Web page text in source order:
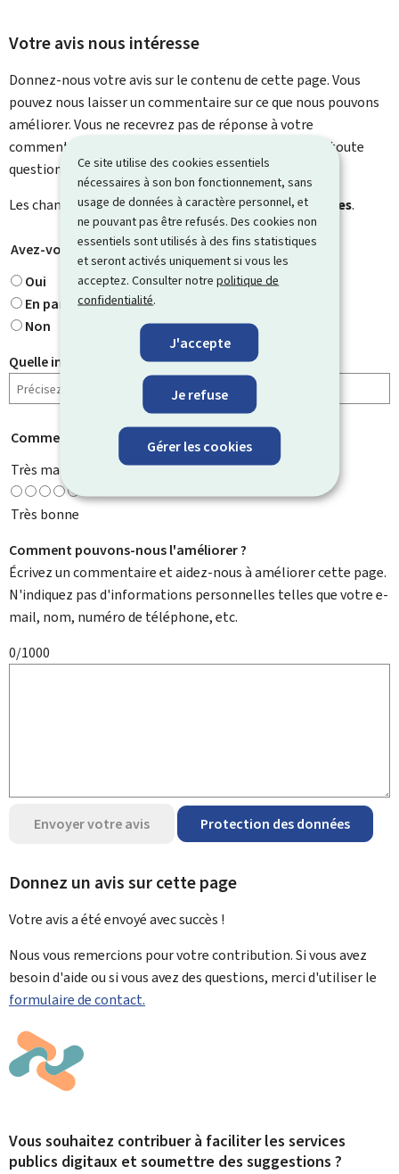
Ce site utilise des cookies essentiels
nécessaires à son bon fonctionnement, sans
usage de données à caractère personnel, et
ne pouvant pas être refusés. Des cookies non
essentiels sont utilisés à des fins statistiques
et seront activés uniquement si vous les
acceptez. Consulter notrepolitique de
confidentialité.
J'accepte
Je refuse
Gérer les cookies
Votre avis nous intéresse
Donnez-nous votre avis sur le contenu de cette page. Vous
pouvez nous laisser un commentaire sur ce que nous pouvons
améliorer. Vous ne recevrez pas de réponse à votre
commentaire. Utilisez le formulaire de contact pour toute
question particulière.
Les champs marqués d’une étoile ( * ) sontobligatoires.
Avez-vous trouvé ce que vous cherchiez ? *
Oui
En partie
Non
Quelle information cherchiez-vous ?
Comment évaluez-vous cette page ?
Très mauvaise
Très bonne
Comment pouvons-nous l'améliorer ?
Écrivez un commentaire et aidez-nous à améliorer cette page.
N'indiquez pas d'informations personnelles telles que votre e-
mail, nom, numéro de téléphone, etc.
0/1000
Envoyer votre avis Protection des données
Donnez un avis sur cette page
Votre avis a été envoyé avecsuccès !
Nous vous remercions pour votre contribution. Si vous avez
besoin d'aide ou si vous avez des questions, merci d'utiliser le
formulaire de contact.
Vous souhaitez contribuer à faciliter les services
publics digitaux et soumettre des suggestions ?